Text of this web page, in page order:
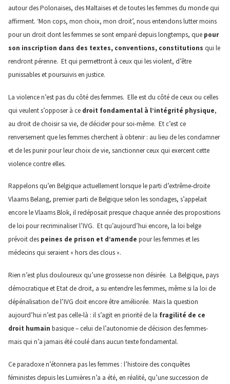
autour des Polonaises, des Maltaises et de toutes les femmes du monde qui
affirment. ‘Mon cops, mon choix, mon droit’, nous entendons lutter moins
pour un droit dont les femmes se sont emparé depuis longtemps, que pour
son inscription dans des textes, conventions, constitutions qui le
rendront pérenne. Et qui permettront à ceux qui les violent, d’être
punissables et poursuivis en justice.
La violence n’est pas du côté des femmes. Elle est du côté de ceux ou celles
qui veulent s’opposer à ce droit fondamental à l’intégrité physique,
au droit de choisir sa vie, de décider pour soi-même. Et c’est ce
renversement que les femmes cherchent à obtenir : au lieu de les condamner
et de les punir pour leur choix de vie, sanctionner ceux qui exercent cette
violence contre elles.
Rappelons qu’en Belgique actuellement lorsque le parti d’extrême-droite
Vlaams Belang, premier parti de Belgique selon les sondages, s’appelait
encore le Vlaams Blok, il redéposait presque chaque année des propositions
de loi pour recriminaliser l’IVG. Et qu’aujourd’hui encore, la loi belge
prévoit des peines de prison et d’amende pour les femmes et les
médecins qui seraient « hors des clous ».
Rien n’est plus douloureux qu’une grossesse non désirée. La Belgique, pays
démocratique et Etat de droit, a su entendre les femmes, même si la loi de
dépénalisation de l’IVG doit encore être améliorée. Mais la question
aujourd’hui n’est pas celle-là : il s’agit en priorité de la fragilité de ce
droit humain basique – celui de l’autonomie de décision des femmes-
mais qui n’a jamais été coulé dans aucun texte fondamental.
Ce paradoxe n’étonnera pas les femmes : l’histoire des conquêtes
féministes depuis les Lumières n’a a été, en réalité, qu’une succession de